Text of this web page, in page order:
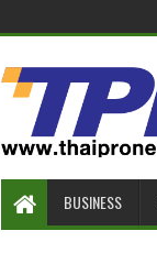
BUSINESS